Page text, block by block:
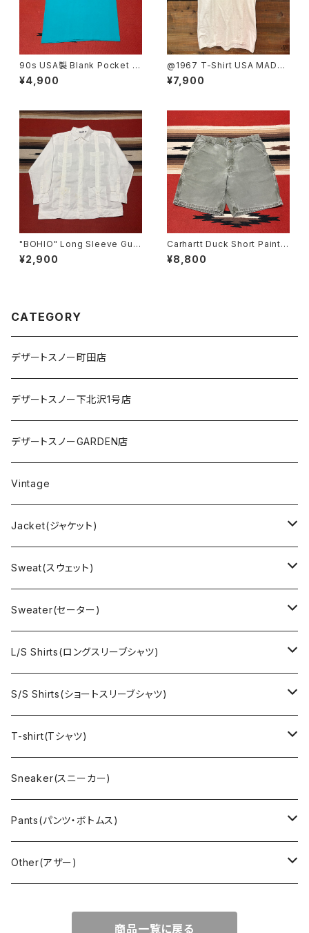
90s USA製 Blank Pocket T
-shirt size L
¥4,900
@1967 T-Shirt USA MADE
SIZE:L
¥7,900
"BOHIO" Long Sleeve Gua
yabera Shirt size XL
¥2,900
Carhartt Duck Short Painte
r W36
¥8,800
CATEGORY
デザートスノー町田店
デザートスノー下北沢1号店
デザートスノーGARDEN店
Vintage
Jacket(ジャケット)
US Military(ユーエスミリタリー)
EURO Military(ユーロミリタリー）
Ralph Laurne(ラルフローレン)
Denim jacket(デニムジャケット)
Vest(ベスト)
Outdoor(アウトドア)
Cover all(カバーオール)
Nylon Jacket(ナイロンジャケット)
Sweat(スウェット)
Champion(チャンピオン)
Reverse Weave(リバースウィーブ)
Sports sweat(スポーツ スウェット)
Character(キャラクター)
Lee （リー）
Russell（ラッセル）
Sweater(セーター)
Ralph Lauren(ラルフローレン)
Brand(ブランド)
LACOSTE(ラコステ)
Cardigan(カーディガン)
Vest(ベスト)
Military （ミリタリー）
L/S Shirts(ロングスリーブシャツ)
Ralph Lauren(ラルフローレン)
Brooks Brothers(ブルックスブラザーズ)
Military（ミリタリー）
Euro(ヨーロッパ)
Work（ワーク）
S/S Shirts(ショートスリーブシャツ)
Ralph Lauren (ラルフローレン)
Hawaiian(ハワイアン)
Military (ミリタリー )
bowling（ボウリング）
T-shirt(Tシャツ)
Champion(チャンピオン)
Sport(スポーツ)
Harley Davidson(ハーレーダビッドソン)
Sneaker(スニーカー)
Pants(パンツ・ボトムス)
Carhartt,Dickies(カーハート、ディッキーズ)
Other(アザー)
商品一覧に戻る